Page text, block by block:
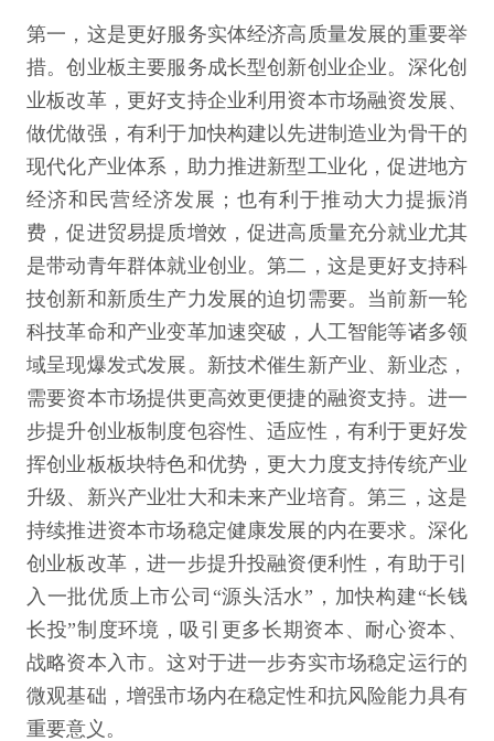
第一，这是更好服务实体经济高质量发展的重要举
措。创业板主要服务成长型创新创业企业。深化创
业板改革，更好支持企业利用资本市场融资发展、
做优做强，有利于加快构建以先进制造业为骨干的
现代化产业体系，助力推进新型工业化，促进地方
经济和民营经济发展；也有利于推动大力提振消
费，促进贸易提质增效，促进高质量充分就业尤其
是带动青年群体就业创业。第二，这是更好支持科
技创新和新质生产力发展的迫切需要。当前新一轮
科技革命和产业变革加速突破，人工智能等诸多领
域呈现爆发式发展。新技术催生新产业、新业态，
需要资本市场提供更高效更便捷的融资支持。进一
步提升创业板制度包容性、适应性，有利于更好发
挥创业板板块特色和优势，更大力度支持传统产业
升级、新兴产业壮大和未来产业培育。第三，这是
持续推进资本市场稳定健康发展的内在要求。深化
创业板改革，进一步提升投融资便利性，有助于引
入一批优质上市公司“源头活水”，加快构建“长钱
长投”制度环境，吸引更多长期资本、耐心资本、
战略资本入市。这对于进一步夯实市场稳定运行的
微观基础，增强市场内在稳定性和抗风险能力具有
重要意义。